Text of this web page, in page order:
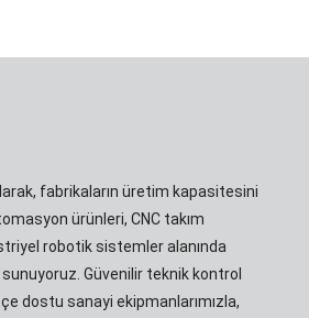
fabrikaların üretim kapasitesini
ürünleri, CNC takım
robotik sistemler alanında
Güvenilir teknik kontrol
dostu sanayi ekipmanlarımızla,